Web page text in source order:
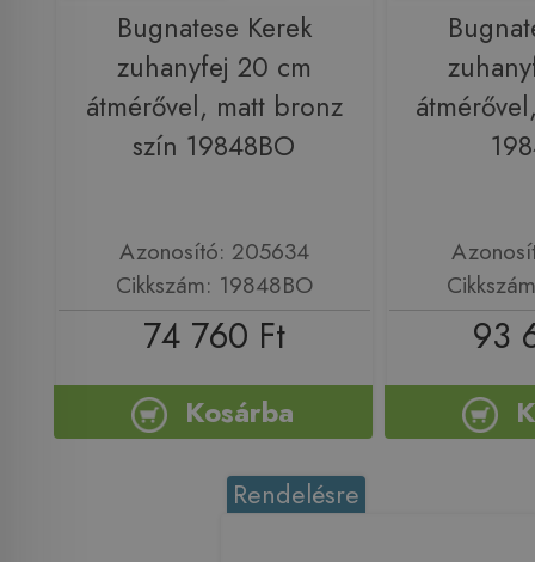
Bugnatese Kerek
zuhanyfej 20 cm
átmérővel, matt bronz
szín 19848BO
Azonosító: 205634
Cikkszám: 19848BO
74 760 Ft
Kosárba
93
Rendelésre